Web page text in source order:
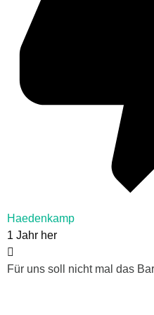
Haedenkamp
1 Jahr her
Für uns soll nicht mal das